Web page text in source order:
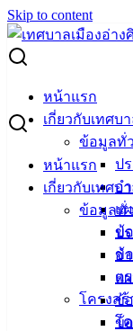
Skip to content
หน้าแรก
เกี่ยวกับเทศบ
ข้อมูลทั่
ป
อ
แ
ข้
ข้
ต
โครงสร้
โ
หน้าแรก
เกี่ยวกับเทศบ
ข้อมูลทั่
ป
อ
แ
ข้
ข้
Search for:
ขยายกำหนดเวลาภ
ขยายกำหนด
สร้าง ประจำ
ธันวาคม 2, 2022